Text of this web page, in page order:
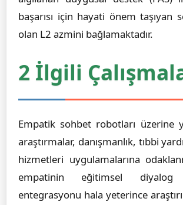
başarısı için hayati önem taşıyan
olan L2 azmini bağlamaktadır.
2 İlgili
Empatik sohbet robotları üzerine
araştırmalar, danışmanlık, tıbbi
hizmetleri uygulamalarına
empatinin eğitimsel diyalog
entegrasyonu hala yeterince